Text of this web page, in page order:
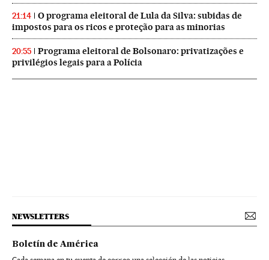
21:14
O programa eleitoral de Lula da Silva: subidas de
impostos para os ricos e proteção para as minorias
20:55
Programa eleitoral de Bolsonaro: privatizações e
privilégios legais para a Polícia
NEWSLETTERS
Boletín de América